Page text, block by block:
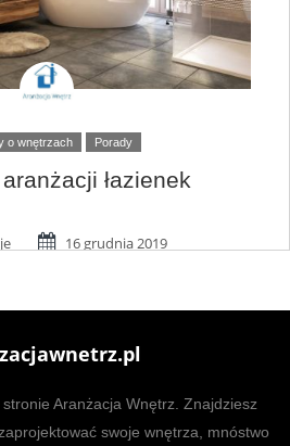
o wnętrzach Porady
łazienek
16 grudnia 2019
Aranżacja Wnętrz. Znajdziesz
swoje wnętrza, mnóstwo